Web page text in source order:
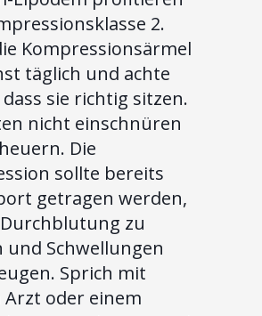
2.
Kompressionsärmel
täglich und achte
sie richtig sitzen.
nicht einschnüren
Die
sollte bereits
getragen werden,
zu
Schwellungen
Sprich mit
Arzt oder einem